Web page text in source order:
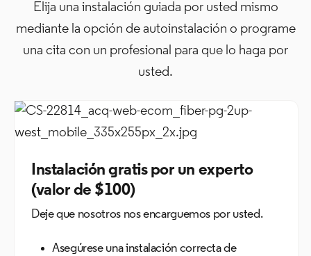
Elija una instalación guiada por usted mismo
mediante la opción de autoinstalación o programe
una cita con un profesional para que lo haga por
usted.
Instalación gratis por un experto
(valor de $100)
Deje que nosotros nos encarguemos por usted.
Asegúrese una instalación correcta de